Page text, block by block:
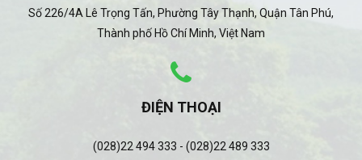
Số 226/4A Lê Trọng Tấn, Phường Tây Thạnh, Quận Tân Phú,
Thành phố Hồ Chí Minh, Việt Nam
ĐIỆN THOẠI
(028)22 494 333 - (028)22 489 333